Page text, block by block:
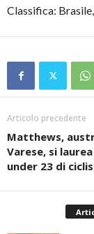
Classifica:
Articolo precedente
Matthews,
Varese, si
under 23 di